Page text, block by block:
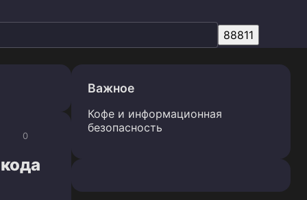
0
Важное
Кофе и информационная
безопасность